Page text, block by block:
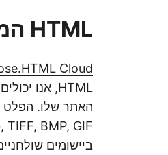
HTML המרת API
Cloud
HTML, אנו יכולים גם לטעון
ביישומים